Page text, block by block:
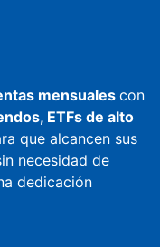
mensualescon
ETFs de alto
que alcancen sus
necesidad de
dedicación